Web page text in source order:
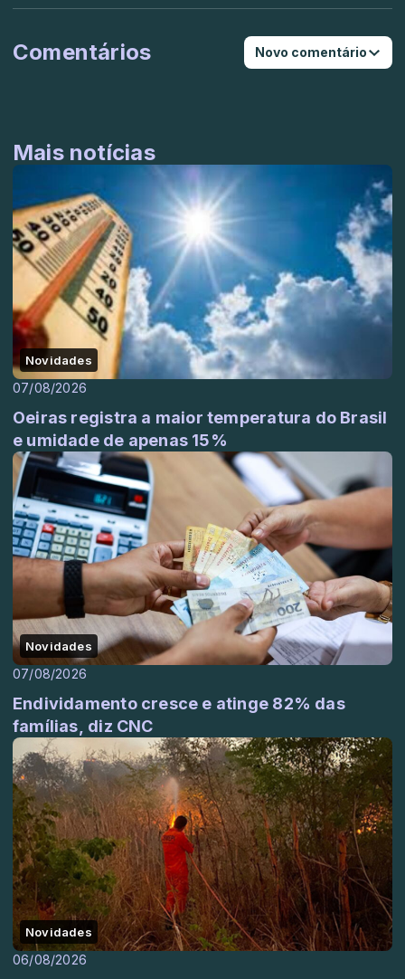
Comentários Novo comentário
Mais notícias
Novidades
07/08/2026
Oeiras registra a maior temperatura do Brasil
e umidade de apenas 15%
Novidades
07/08/2026
Endividamento cresce e atinge 82% das
famílias, diz CNC
Novidades
06/08/2026